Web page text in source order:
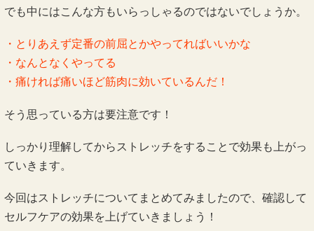
でも中にはこんな方もいらっしゃるのではないでしょうか。
・とりあえず定番の前屈とかやってればいいかな
・なんとなくやってる
・痛ければ痛いほど筋肉に効いているんだ！
そう思っている方は要注意です！
しっかり理解してからストレッチをすることで効果も上がっ
ていきます。
今回はストレッチについてまとめてみましたので、確認して
セルフケアの効果を上げていきましょう！